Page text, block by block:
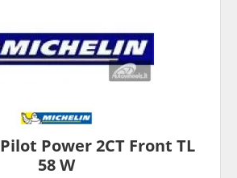
Power 2CT Front TL
58 W